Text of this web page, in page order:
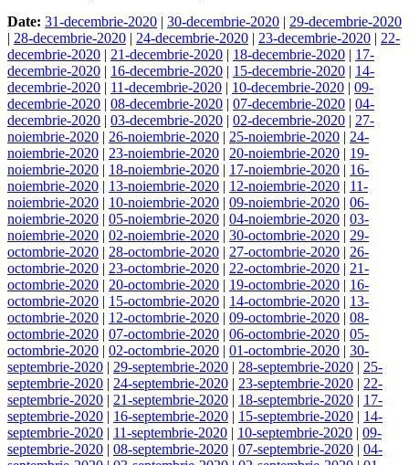
Date: 31-decembrie-2020 | 30-decembrie-2020 | 29-decembrie-2020
| 28-decembrie-2020 | 24-decembrie-2020 | 23-decembrie-2020 | 22-
decembrie-2020 | 21-decembrie-2020 | 18-decembrie-2020 | 17-
decembrie-2020 | 16-decembrie-2020 | 15-decembrie-2020 | 14-
decembrie-2020 | 11-decembrie-2020 | 10-decembrie-2020 | 09-
decembrie-2020 | 08-decembrie-2020 | 07-decembrie-2020 | 04-
decembrie-2020 | 03-decembrie-2020 | 02-decembrie-2020 | 27-
noiembrie-2020 | 26-noiembrie-2020 | 25-noiembrie-2020 | 24-
noiembrie-2020 | 23-noiembrie-2020 | 20-noiembrie-2020 | 19-
noiembrie-2020 | 18-noiembrie-2020 | 17-noiembrie-2020 | 16-
noiembrie-2020 | 13-noiembrie-2020 | 12-noiembrie-2020 | 11-
noiembrie-2020 | 10-noiembrie-2020 | 09-noiembrie-2020 | 06-
noiembrie-2020 | 05-noiembrie-2020 | 04-noiembrie-2020 | 03-
noiembrie-2020 | 02-noiembrie-2020 | 30-octombrie-2020 | 29-
octombrie-2020 | 28-octombrie-2020 | 27-octombrie-2020 | 26-
octombrie-2020 | 23-octombrie-2020 | 22-octombrie-2020 | 21-
octombrie-2020 | 20-octombrie-2020 | 19-octombrie-2020 | 16-
octombrie-2020 | 15-octombrie-2020 | 14-octombrie-2020 | 13-
octombrie-2020 | 12-octombrie-2020 | 09-octombrie-2020 | 08-
octombrie-2020 | 07-octombrie-2020 | 06-octombrie-2020 | 05-
octombrie-2020 | 02-octombrie-2020 | 01-octombrie-2020 | 30-
septembrie-2020 | 29-septembrie-2020 | 28-septembrie-2020 | 25-
septembrie-2020 | 24-septembrie-2020 | 23-septembrie-2020 | 22-
septembrie-2020 | 21-septembrie-2020 | 18-septembrie-2020 | 17-
septembrie-2020 | 16-septembrie-2020 | 15-septembrie-2020 | 14-
septembrie-2020 | 11-septembrie-2020 | 10-septembrie-2020 | 09-
septembrie-2020 | 08-septembrie-2020 | 07-septembrie-2020 | 04-